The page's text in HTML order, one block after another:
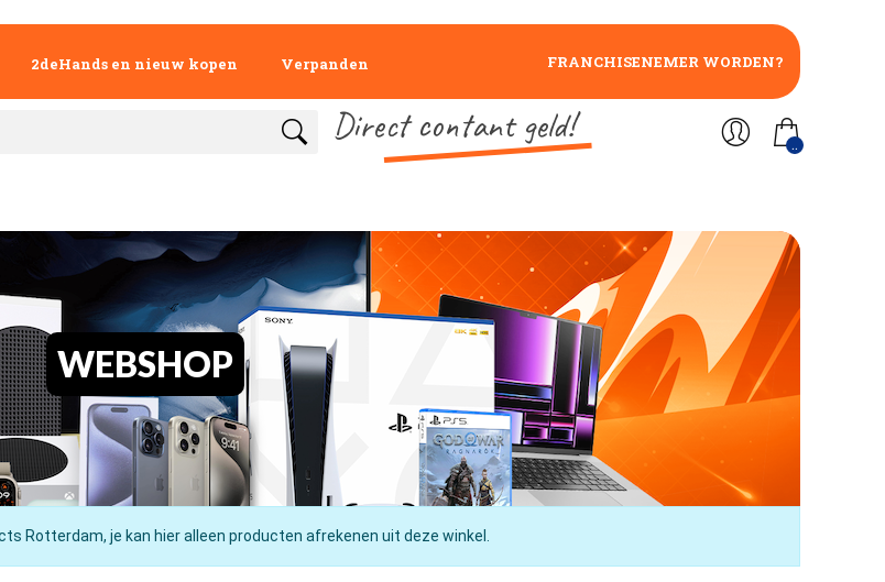
2deHands en nieuw kopen Verpanden FRANCHISENEMER WORDEN?
Direct contant geld! ..
WEBSHOP
Rotterdam, je kan hier alleen producten afrekenen uit deze winkel.